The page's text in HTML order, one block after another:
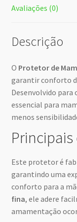
Avaliações (0)
Descrição
O Protetor de
garantir conforto
Desenvolvido
essencial para
menos
Este protetor é
garantindo uma
conforto para a
fina, ele adere
amamentação